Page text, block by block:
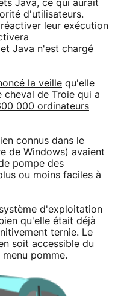
Java, ce qui aurait
d'utilisateurs.
leur exécution
Java n'est chargé
la veille qu'elle
de Troie qui a
000 ordinateurs
connus dans le
de Windows) avaient
pompe des
ou moins faciles à
d'exploitation
qu'elle était déjà
ternie. Le
soit accessible du
pomme.